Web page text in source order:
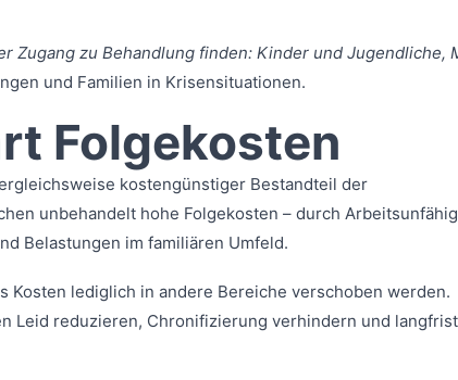
Zugang zu Behandlung finden: Kinder und Jugendliche,
und Familien in Krisensituationen.
Folgekosten
kostengünstiger Bestandteil der
unbehandelt hohe Folgekosten – durch
Belastungen im familiären Umfeld.
Kosten lediglich in andere Bereiche verschoben werden.
Leid reduzieren, Chronifizierung verhindern und